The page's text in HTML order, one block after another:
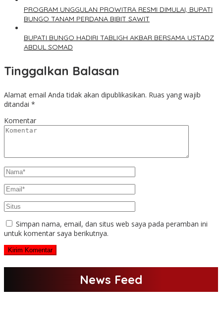
PROGRAM UNGGULAN PROWITRA RESMI DIMULAI, BUPATI
BUNGO TANAM PERDANA BIBIT SAWIT
BUPATI BUNGO HADIRI TABLIGH AKBAR BERSAMA USTADZ
ABDUL SOMAD
Tinggalkan Balasan
Alamat email Anda tidak akan dipublikasikan. Ruas yang wajib
ditandai *
Komentar
Simpan nama, email, dan situs web saya pada peramban ini
untuk komentar saya berikutnya.
News Feed